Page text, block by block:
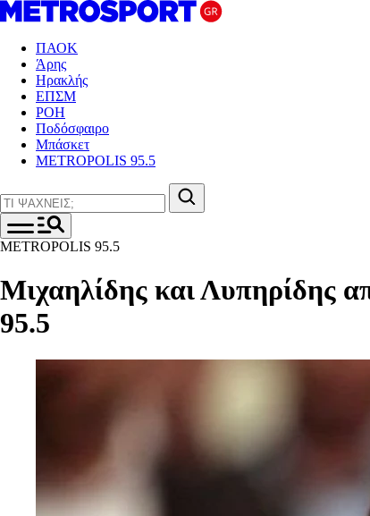
ΠΑΟΚ
Άρης
Ηρακλής
ΕΠΣΜ
ΡΟΗ
Ποδόσφαιρο
Μπάσκετ
METROPOLIS 95.5
METROPOLIS 95.5
Μιχαηλίδης και Λυπηρίδης
95.5